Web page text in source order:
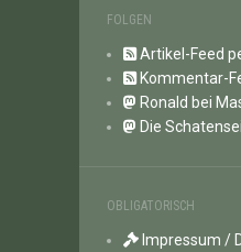
FOLGEN
Artikel-Feed
Kommentar-
Ronald bei
Die
OBLIGATORISCH
Impressum /